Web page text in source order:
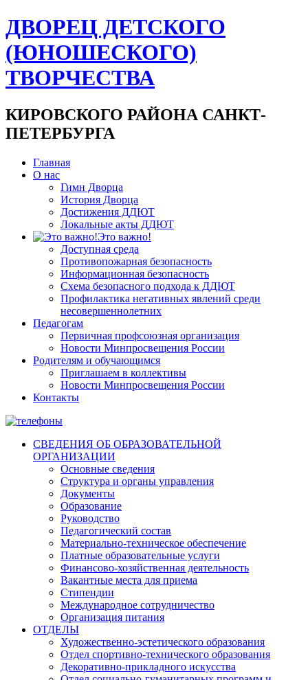
ДВОРЕЦ ДЕТСКОГО
(ЮНОШЕСКОГО)
ТВОРЧЕСТВА
КИРОВСКОГО РАЙОНА САНКТ-
ПЕТЕРБУРГА
Главная
О нас
Гимн Дворца
История Дворца
Достижения ДДЮТ
Локальные акты ДДЮТ
Это важно!
Доступная среда
Противопожарная безопасность
Информационная безопасность
Схема безопасного подхода к ДДЮТ
Профилактика негативных явлений среди
несовершеннолетних
Педагогам
Первичная профсоюзная организация
Новости Минпросвещения России
Родителям и обучающимся
Приглашаем в коллективы
Новости Минпросвещения России
Контакты
СВЕДЕНИЯ ОБ ОБРАЗОВАТЕЛЬНОЙ
ОРГАНИЗАЦИИ
Основные сведения
Структура и органы управления
Документы
Образование
Руководство
Педагогический состав
Материально-техническое обеспечение
Платные образовательные услуги
Финансово-хозяйственная деятельность
Вакантные места для приема
Стипендии
Международное сотрудничество
Организация питания
ОТДЕЛЫ
Художественно-эстетического образования
Отдел спортивно-технического образования
Декоративно-прикладного искусства